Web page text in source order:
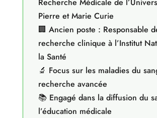
Recherche Médicale de
Pierre et Marie Curie
🏢 Ancien poste : Responsable
recherche clinique à l’Institut
la Santé
🔬 Focus sur les maladies du
recherche avancée
📚 Engagé dans la diffusion du
l’éducation médicale